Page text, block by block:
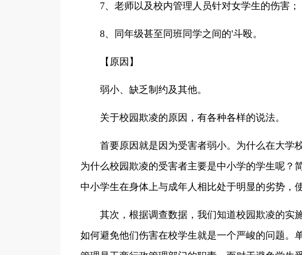
7、老师以及校内管理人员针对女学生的伤害；
8、同年级甚至同班同学之间的'斗殴。
【原因】
弱小、缺乏制约及其他。
关于校园欺凌的原因，有各种各样的说法。
首要原因就是因为受害者弱小。为什么在大学
为什么校园欺凌的受害者主要是中小学的学生呢？
中小学生在身体上与成年人相比处于明显的劣势，
其次，根据调查数据，我们知道校园欺凌的实
如何避免他们伤害在校学生就是一个严峻的问题。